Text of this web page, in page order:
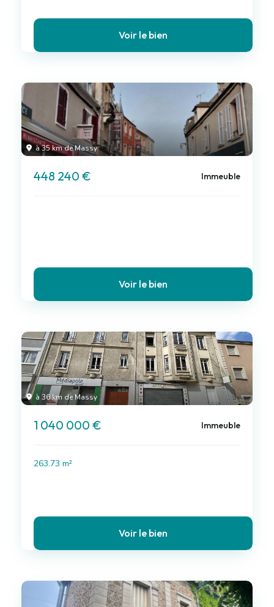
Voir le bien
à 35 km de Massy
448 240 € Immeuble
Voir le bien
à 36 km de Massy
1 040 000 € Immeuble
263.73 m²
Voir le bien